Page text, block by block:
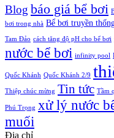
Blog báo giá bể bơi
bơi trong nhà Bể bơi truyền
Tam Đảo cách tăng độ pH cho bể bơi
nước bể bơi infinity pool
Quốc Khánh Quốc Khánh 2/9
Thiệp chúc mừng Tin tức Tầm
Phú Trọng xử lý nước
muối
Địa chỉ